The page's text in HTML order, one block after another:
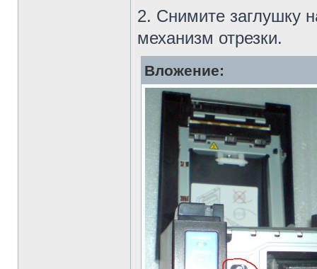
2. Снимите заглушку
механизм отрезки.
Вложение: